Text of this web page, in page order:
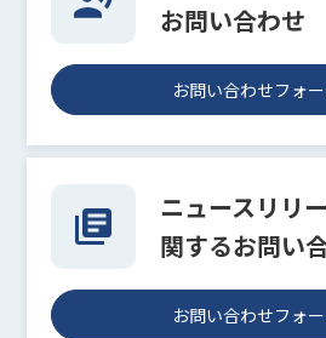
お問い合わせ
お問い合わせフォ
ニュースリリ
関するお問い
お問い合わせフォ